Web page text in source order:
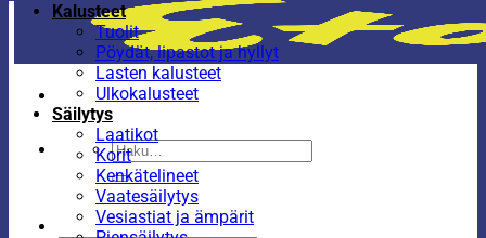
Etsi:
Kalusteet
Tuolit
Pöydät, lipastot ja hyllyt
Lasten kalusteet
Ulkokalusteet
Säilytys
Laatikot
Korit
Kenkätelineet
Vaatesäilytys
Vesiastiat ja ämpärit